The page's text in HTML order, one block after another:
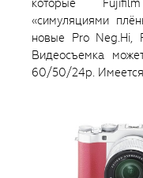
которые
«симуляциями
новые Pro Neg.Hi,
Видеосъемка
60/50/24p.